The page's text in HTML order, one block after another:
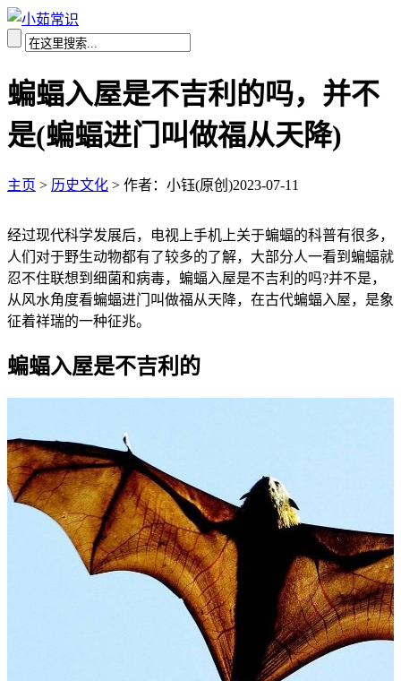
蝙蝠入屋是不吉利的吗，并不
是(蝙蝠进门叫做福从天降)
主页 > 历史文化 > 作者：小钰(原创)2023-07-11
经过现代科学发展后，电视上手机上关于蝙蝠的科普有很多，
人们对于野生动物都有了较多的了解，大部分人一看到蝙蝠就
忍不住联想到细菌和病毒，蝙蝠入屋是不吉利的吗?并不是，
从风水角度看蝙蝠进门叫做福从天降，在古代蝙蝠入屋，是象
征着祥瑞的一种征兆。
蝙蝠入屋是不吉利的